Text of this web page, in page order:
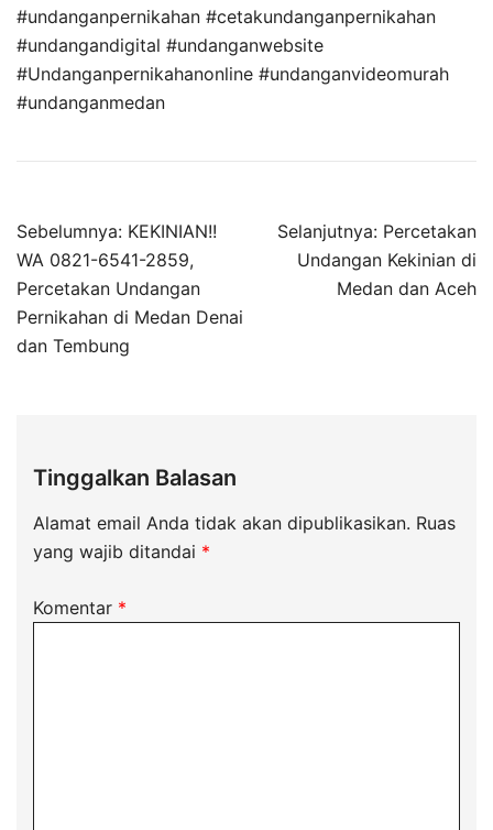
#undanganpernikahan #cetakundanganpernikahan
#undangandigital #undanganwebsite
#Undanganpernikahanonline #undanganvideomurah
#undanganmedan
Sebelumnya: KEKINIAN!!
WA 0821-6541-2859,
Percetakan Undangan
Pernikahan di Medan Denai
dan Tembung
Selanjutnya: Percetakan
Undangan Kekinian di
Medan dan Aceh
Tinggalkan Balasan
Alamat email Anda tidak akan dipublikasikan. Ruas
yang wajib ditandai *
Komentar *